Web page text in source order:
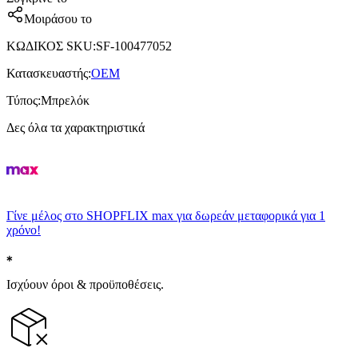
Μοιράσου το
ΚΩΔΙΚΟΣ SKU:SF-100477052
Κατασκευαστής:OEM
Τύπος:Μπρελόκ
Δες όλα τα χαρακτηριστικά
Γίνε μέλος στο SHOPFLIX max για δωρεάν μεταφορικά για 1
χρόνο!
Ισχύουν όροι & προϋποθέσεις.